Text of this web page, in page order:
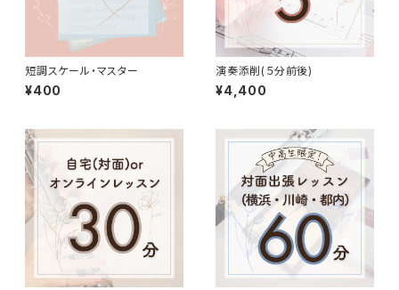
短調スケール・マスター
¥400
演奏添削(５分前後)
¥4,400